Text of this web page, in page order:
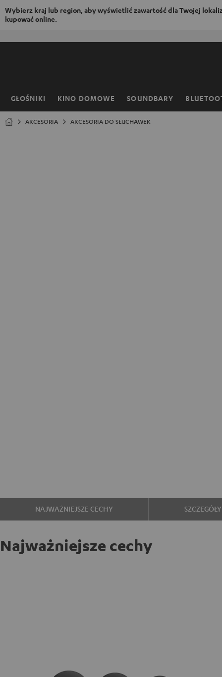
Wybierz kraj lub region, aby wyświetlić zawartość dla Twojej
kupować online.
GŁOŚNIKI KINO DOMOWE SOUNDBARY
Strona
AKCESORIA AKCESORIA DO SŁUCHAWEK
NAJWAŻNIEJSZE CECHY
Najważniejsze cechy